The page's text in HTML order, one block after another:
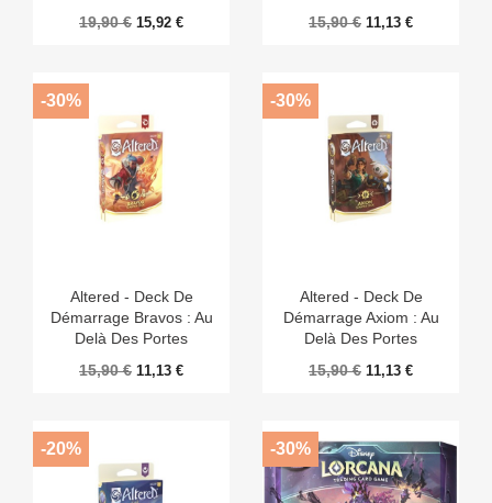
19,90 € 15,92 €
15,90 € 11,13 €
Altered - Deck De
Démarrage Bravos : Au
Delà Des Portes
15,90 € 11,13 €
-30%
Altered - Deck De
Démarrage Axiom : Au
Delà Des Portes
15,90 € 11,13 €
-30%
-20% -30%